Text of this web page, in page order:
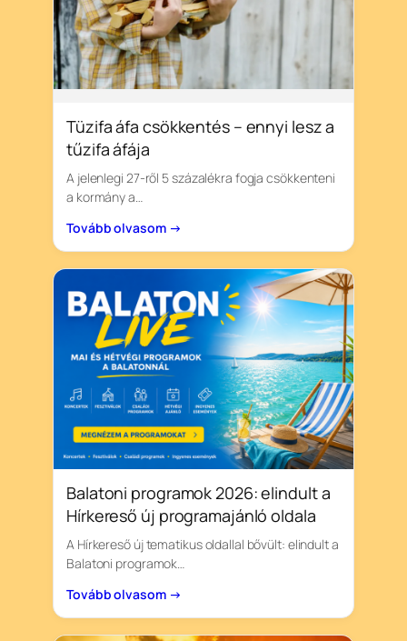
Tüzifa áfa csökkentés – ennyi lesz a
tűzifa áfája
A jelenlegi 27-ről 5 százalékra fogja csökkenteni
a kormány a…
Tovább olvasom →
Balatoni programok 2026: elindult a
Hírkereső új programajánló oldala
A Hírkereső új tematikus oldallal bővült: elindult a
Balatoni programok…
Tovább olvasom →